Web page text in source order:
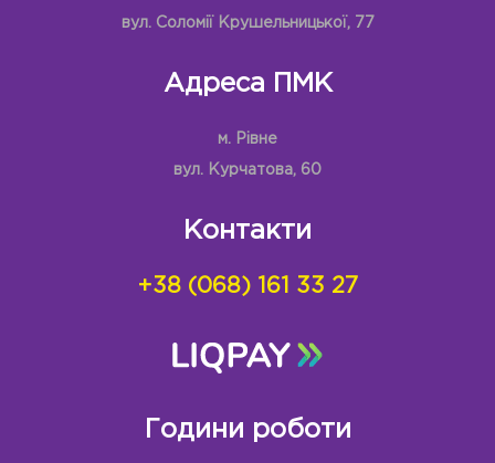
вул. Соломії Крушельницької, 77
Адреса ПМК
м. Рівне
вул. Курчатова, 60
Контакти
+38 (068) 161 33 27
Години роботи